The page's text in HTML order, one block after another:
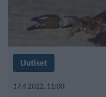
Uutiset
17.4.2022, 11:00